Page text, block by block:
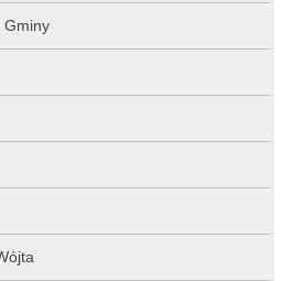
Gminy